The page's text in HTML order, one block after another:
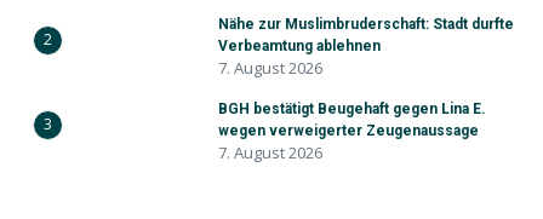
2
Nähe zur Muslimbruderschaft: Stadt durfte
Verbeamtung ablehnen
7. August 2026
3
BGH bestätigt Beugehaft gegen Lina E.
wegen verweigerter Zeugenaussage
7. August 2026